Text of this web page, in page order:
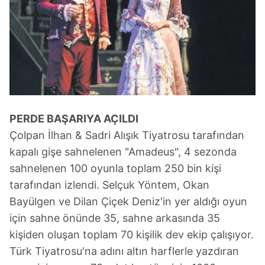
PERDE BAŞARIYA AÇILDI
Çolpan İlhan & Sadri Alışık Tiyatrosu tarafından
kapalı gişe sahnelenen "Amadeus", 4 sezonda
sahnelenen 100 oyunla toplam 250 bin kişi
tarafından izlendi. Selçuk Yöntem, Okan
Bayülgen ve Dilan Çiçek Deniz'in yer aldığı oyun
için sahne önünde 35, sahne arkasında 35
kişiden oluşan toplam 70 kişilik dev ekip çalışıyor.
Türk Tiyatrosu'na adını altın harflerle yazdıran